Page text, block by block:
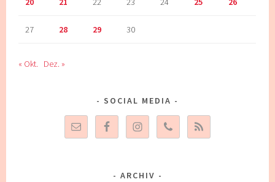
27 28 29 30
« Okt. Dez. »
SOCIAL MEDIA
ARCHIV